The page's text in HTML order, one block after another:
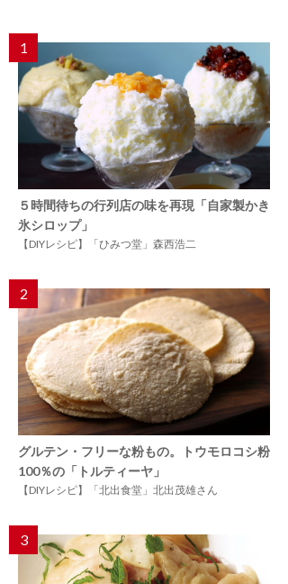
1
５時間待ちの行列店の味を再現「自家製かき
氷シロップ」
【DIYレシピ】「ひみつ堂」森西浩二
2
グルテン・フリーな粉もの。トウモロコシ粉
100％の「トルティーヤ」
【DIYレシピ】「北出食堂」北出茂雄さん
3